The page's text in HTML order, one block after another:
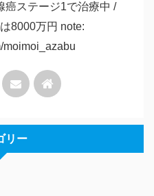
癌ステージ1で治療中 /
8000万円 note:
moimoi_azabu
リー